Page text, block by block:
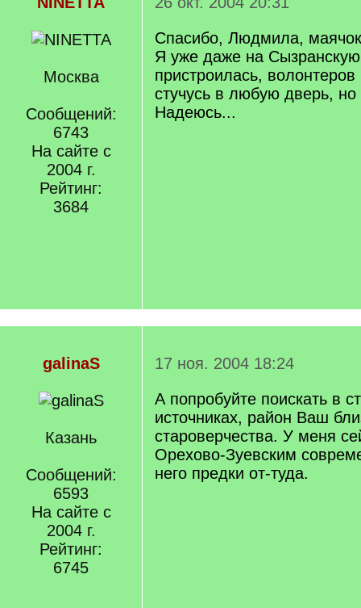
Москва
Сообщений:
6743
На сайте с
2004 г.
Рейтинг:
3684
Спасибо, Людмила,
Я уже даже на Сызранскую
пристроилась,
стучусь в любую дверь, но
Надеюсь...
galinaS
Казань
Сообщений:
6593
На сайте с
2004 г.
Рейтинг:
6745
17 ноя. 2004 18:24
А попробуйте поискать в
источниках, район Ваш
староверчества. У меня
Орехово-Зуевским
него предки от-туда.